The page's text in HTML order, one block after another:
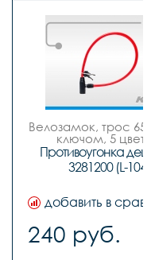
Велозамок, трос
ключом, 5
Противоугонка
3281200 (L-104)
добавить в
240 руб.